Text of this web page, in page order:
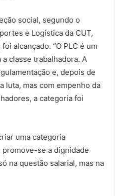
social, segundo o
e Logística da CUT,
alcançado. “O PLC é um
classe trabalhadora. A
e, depois de
luta, mas com empenho da
a categoria foi
uma categoria
se a dignidade
na questão salarial, mas na